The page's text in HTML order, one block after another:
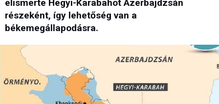
elismerte Hegyi-Karabahot Azerbajdzsán
részeként, így lehetőség van a
békemegállapodásra.